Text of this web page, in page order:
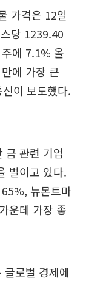
가격은 12일
당 1239.40
에 7.1% 올
에 가장 큰
이 보도했다.
금 관련 기업
벌이고 있다.
뉴몬트마
운데 가장 좋
로벌 경제에